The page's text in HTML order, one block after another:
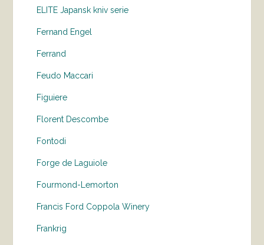
ELITE Japansk kniv serie
Fernand Engel
Ferrand
Feudo Maccari
Figuiere
Florent Descombe
Fontodi
Forge de Laguiole
Fourmond-Lemorton
Francis Ford Coppola Winery
Frankrig